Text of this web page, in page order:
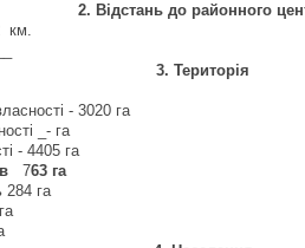
2. Відстань до районного
км.
3. Територія
- 3020 га
_- га
- 4405 га
763 га
284 га
га